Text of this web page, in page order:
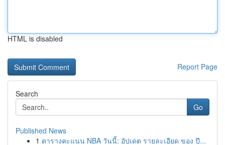
HTML is disabled
Report Page
Search
Go
Published News
1 ตารางคะแนน NBA วันนี้: อัปเดต รายละเอียด ของ ปี...